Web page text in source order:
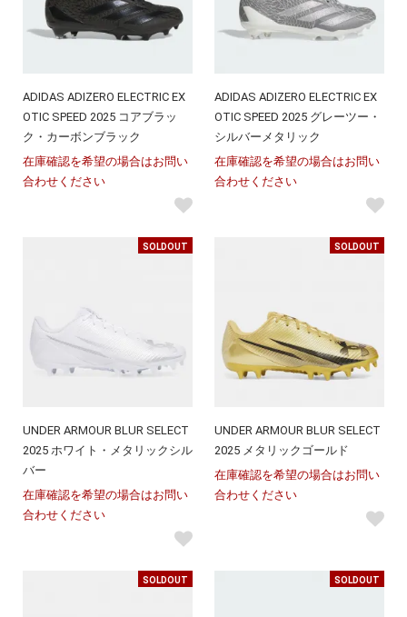
ADIDAS ADIZERO ELECTRIC EX
OTIC SPEED 2025 コアブラッ
ク・カーボンブラック
在庫確認を希望の場合はお問い
合わせください
ADIDAS ADIZERO ELECTRIC EX
OTIC SPEED 2025 グレーツー・
シルバーメタリック
在庫確認を希望の場合はお問い
合わせください
SOLDOUT
UNDER ARMOUR BLUR SELECT
2025 ホワイト・メタリックシル
バー
在庫確認を希望の場合はお問い
合わせください
SOLDOUT
UNDER ARMOUR BLUR SELECT
2025 メタリックゴールド
在庫確認を希望の場合はお問い
合わせください
SOLDOUT SOLDOUT